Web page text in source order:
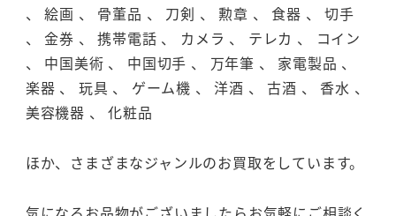
、 絵画 、 骨董品 、 刀剣 、 勲章 、 食器 、 切手
、 金券 、 携帯電話 、 カメラ 、 テレカ 、 コイン
、 中国美術 、 中国切手 、 万年筆 、 家電製品 、
楽器 、 玩具 、 ゲーム機 、 洋酒 、 古酒 、 香水 、
美容機器 、 化粧品
ほか、さまざまなジャンルのお買取をしています。